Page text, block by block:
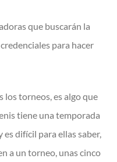
que buscarán la
para hacer
los torneos, es algo que
tiene una temporada
difícil para ellas saber,
a un torneo, unas cinco